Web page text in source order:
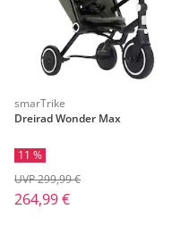
smarTrike
Dreirad Wonder Max
11 %
264,99 €
UVP 299,99 €